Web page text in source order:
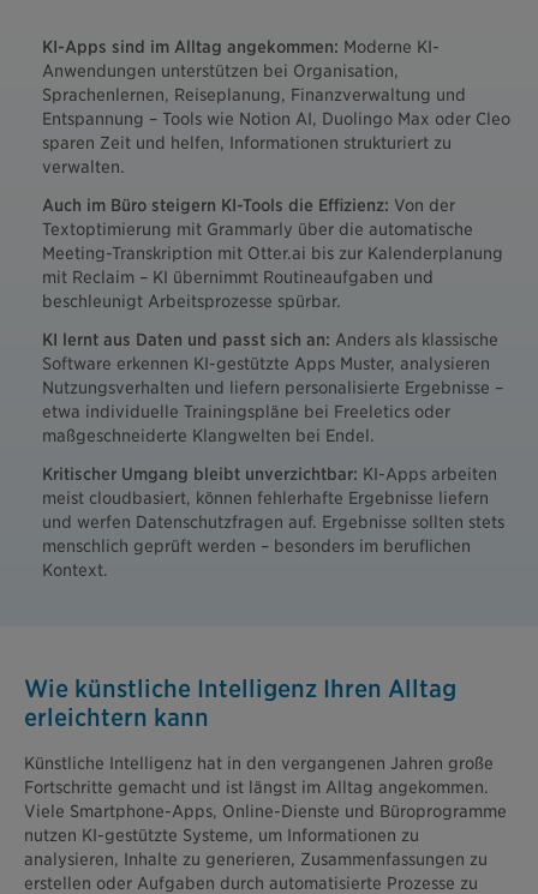
KI-Apps sind im Alltag angekommen: Moderne KI-
Anwendungen unterstützen bei Organisation,
Sprachenlernen, Reiseplanung, Finanzverwaltung und
Entspannung – Tools wie Notion AI, Duolingo Max oder Cleo
sparen Zeit und helfen, Informationen strukturiert zu
verwalten.
Auch im Büro steigern KI-Tools die Effizienz: Von der
Textoptimierung mit Grammarly über die automatische
Meeting-Transkription mit Otter.ai bis zur Kalenderplanung
mit Reclaim – KI übernimmt Routineaufgaben und
beschleunigt Arbeitsprozesse spürbar.
KI lernt aus Daten und passt sich an: Anders als klassische
Software erkennen KI-gestützte Apps Muster, analysieren
Nutzungsverhalten und liefern personalisierte Ergebnisse –
etwa individuelle Trainingspläne bei Freeletics oder
maßgeschneiderte Klangwelten bei Endel.
Kritischer Umgang bleibt unverzichtbar: KI-Apps arbeiten
meist cloudbasiert, können fehlerhafte Ergebnisse liefern
und werfen Datenschutzfragen auf. Ergebnisse sollten stets
menschlich geprüft werden – besonders im beruflichen
Kontext.
Wie künstliche Intelligenz Ihren Alltag
erleichtern kann
Künstliche Intelligenz hat in den vergangenen Jahren große
Fortschritte gemacht und ist längst im Alltag angekommen.
Viele Smartphone-Apps, Online-Dienste und Büroprogramme
nutzen KI-gestützte Systeme, um Informationen zu
analysieren, Inhalte zu generieren, Zusammenfassungen zu
erstellen oder Aufgaben durch automatisierte Prozesse zu